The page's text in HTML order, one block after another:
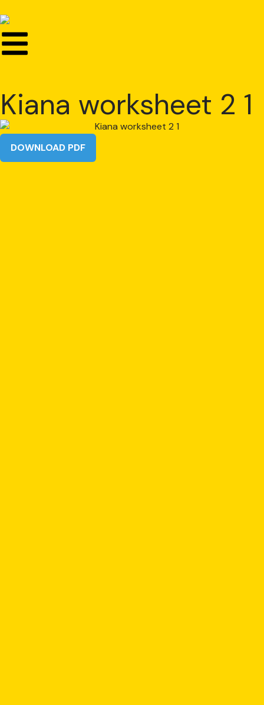
Kiana worksheet 2 1
DOWNLOAD PDF